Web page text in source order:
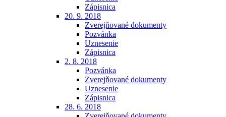
Zápisnica
20. 9. 2018
Zverejňované dokumenty
Pozvánka
Uznesenie
Zápisnica
2. 8. 2018
Pozvánka
Zverejňované dokumenty
Uznesenie
Zápisnica
28. 6. 2018